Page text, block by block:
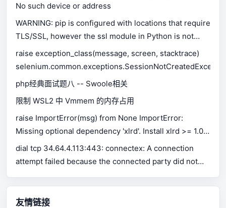
No such device or address
WARNING: pip is configured with locations that require
TLS/SSL, however the ssl module in Python is not
available.
raise exception_class(message, screen, stacktrace)
php经典面试题八 -- Swoole相关
限制 WSL2 中 Vmmem 的内存占用
raise ImportError(msg) from None ImportError:
Missing optional dependency 'xlrd'. Install xlrd >= 1.0.0
for Excel support Use pip or conda to install xlrd.
dial tcp 34.64.4.113:443: connectex: A connection
attempt failed because the connected party did not
connection failed because connected host has failed
to respond.
友情链接